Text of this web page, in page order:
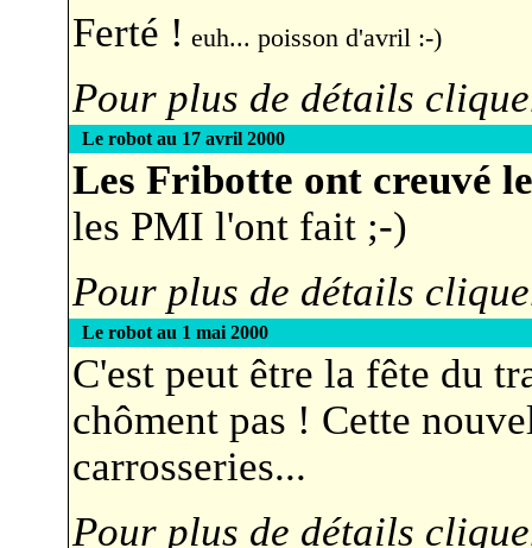
Ferté ! euh... poisson d'avril :-)
Pour plus de détails
Le robot au 17 avril 2000
Les Fribotte ont creuvé
les PMI l'ont fait ;-)
Pour plus de détails
Le robot au 1 mai 2000
C'est peut être la fête du
chôment pas ! Cette
carrosseries...
Pour plus de détails